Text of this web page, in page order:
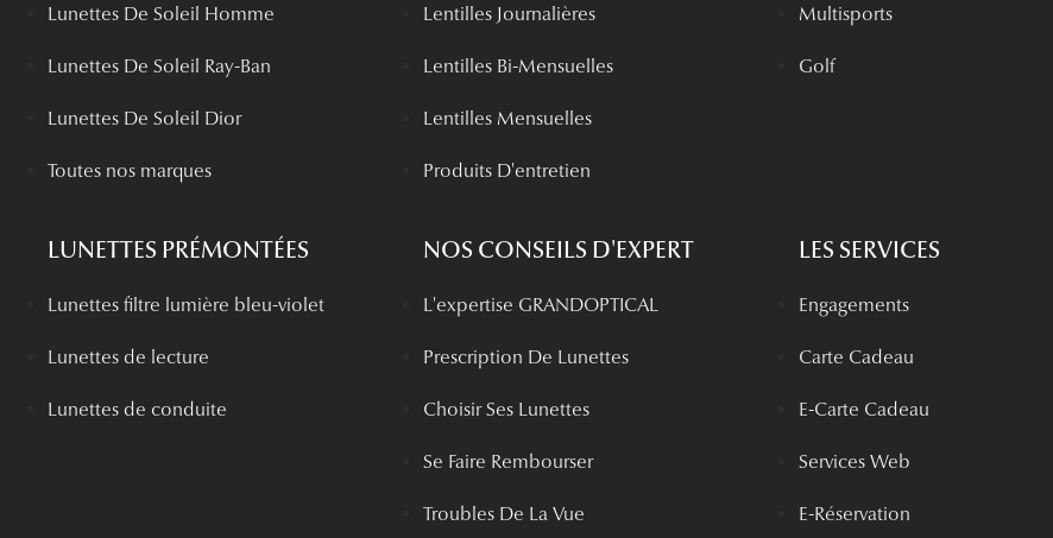
Lunettes De Soleil Homme
Lunettes De Soleil Ray-Ban
Lunettes De Soleil Dior
Toutes nos marques
Lentilles Journalières
Lentilles Bi-Mensuelles
Lentilles Mensuelles
Produits D'entretien
Multisports
Golf
LUNETTES PRÉMONTÉES
Lunettes filtre lumière bleu-violet
Lunettes de lecture
Lunettes de conduite
NOS CONSEILS D'EXPERT
L'expertise GRANDOPTICAL
Prescription De Lunettes
Choisir Ses Lunettes
Se Faire Rembourser
Troubles De La Vue
LES SERVICES
Engagements
Carte Cadeau
E-Carte Cadeau
Services Web
E-Réservation